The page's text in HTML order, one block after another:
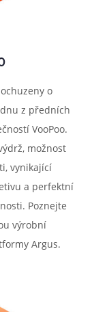
o
z předních
VooPoo.
možnost
vynikající
a perfektní
Poznejte
výrobní
Argus.